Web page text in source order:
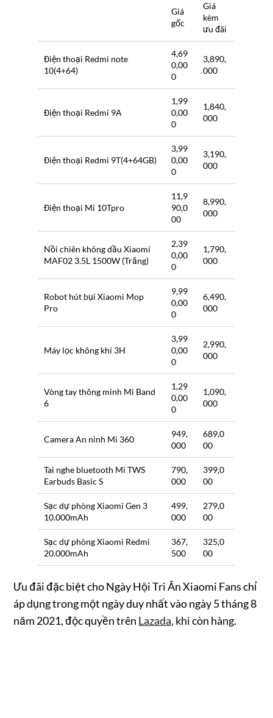
Giá
gốc
Giá
kèm
ưu đãi
Điện thoại Redmi note
10(4+64)
4,69
0,00
0
3,890,
000
Điện thoại Redmi 9A
1,99
0,00
0
1,840,
000
Điện thoại Redmi 9T(4+64GB)
3,99
0,00
0
3,190,
000
Điện thoại Mi 10Tpro
11,9
90,0
00
8,990,
000
Nồi chiên không dầu Xiaomi
MAF02 3.5L 1500W (Trắng)
2,39
0,00
0
1,790,
000
Robot hút bụi Xiaomi Mop
Pro
9,99
0,00
0
6,490,
000
Máy lọc không khí 3H
3,99
0,00
0
2,990,
000
Vòng tay thông minh Mi Band
6
1,29
0,00
0
1,090,
000
Camera An ninh Mi 360
949,
000
689,0
00
Tai nghe bluetooth Mi TWS
Earbuds Basic S
790,
000
399,0
00
Sạc dự phòng Xiaomi Gen 3
10.000mAh
499,
000
279,0
00
Sạc dự phòng Xiaomi Redmi
20.000mAh
367,
500
325,0
00
Ưu đãi đặc biệt cho Ngày Hội Tri Ân Xiaomi Fans chỉ
áp dụng trong một ngày duy nhất vào ngày 5 tháng 8
năm 2021, độc quyền trên Lazada, khi còn hàng.